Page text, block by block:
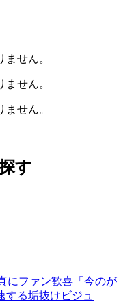
せん。
せん。
せん。
す
にファン歓喜「今のが
する垢抜けビジュ